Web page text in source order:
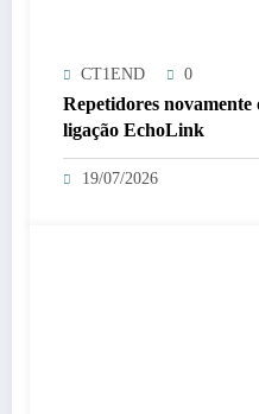
CT1END 0
Repetidores novamente
ligação EchoLink
19/07/2026